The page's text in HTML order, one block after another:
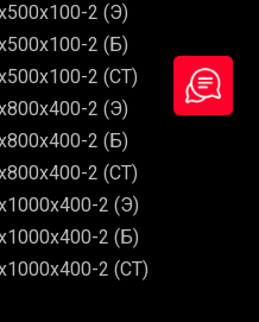
2 (Э)
2 (Б)
2 (СТ)
2 (Э)
2 (Б)
2 (СТ)
2 (Э)
2 (Б)
2 (СТ)